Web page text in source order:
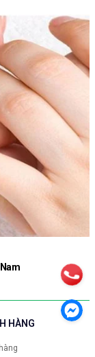
HÀNG